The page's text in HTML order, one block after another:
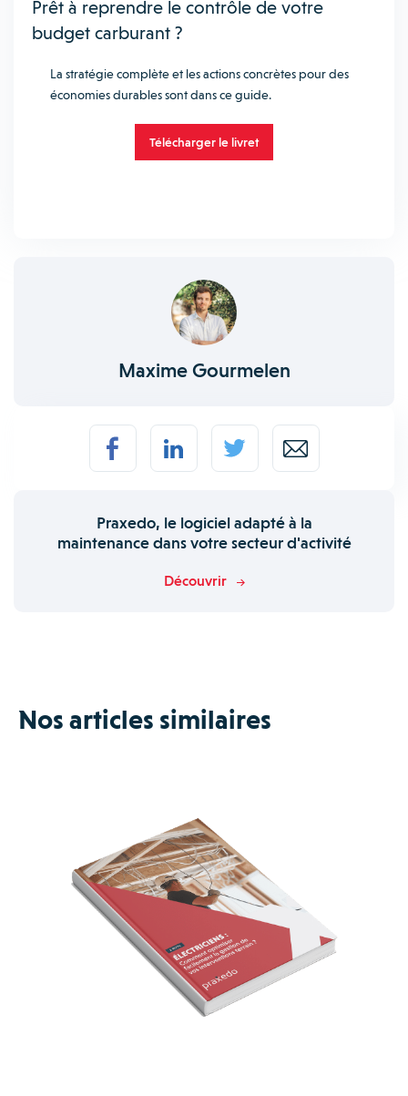
Prêt à reprendre le contrôle de votre
budget carburant ?
La stratégie complète et les actions concrètes pour des
économies durables sont dans ce guide.
Télécharger le livret
Maxime Gourmelen
Praxedo, le logiciel adapté à la
maintenance dans votre secteur d'activité
Découvrir
Nos articles similaires